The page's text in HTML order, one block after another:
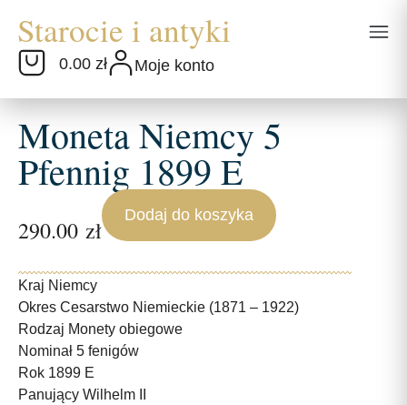
0.00 zł Moje konto
Moneta Niemcy 5
Pfennig 1899 E
290.00 zł
Dodaj do koszyka
Kraj Niemcy
Okres Cesarstwo Niemieckie (1871 – 1922)
Rodzaj Monety obiegowe
Nominał 5 fenigów
Rok 1899 E
Panujący Wilhelm II